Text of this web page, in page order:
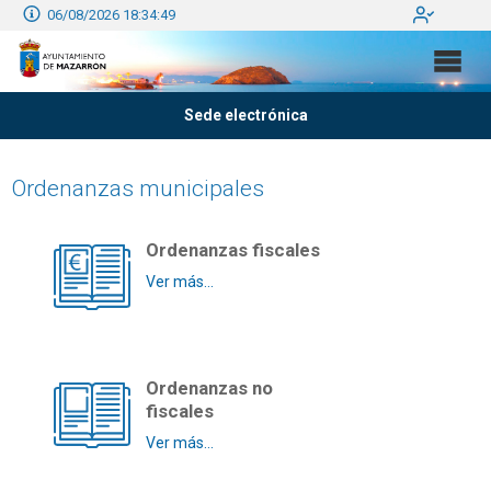
06/08/2026 18:34:49
Sede electrónica
Ordenanzas municipales
Ordenanzas fiscales
Ver más...
Ordenanzas no
fiscales
Ver más...